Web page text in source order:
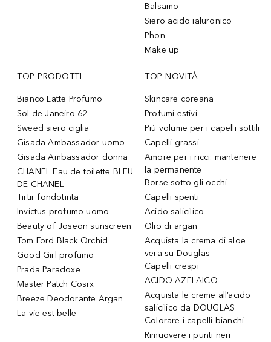
Balsamo
Siero acido ialuronico
Phon
Make up
TOP PRODOTTI
Bianco Latte Profumo
Sol de Janeiro 62
Sweed siero ciglia
Gisada Ambassador uomo
Gisada Ambassador donna
CHANEL Eau de toilette BLEU
DE CHANEL
Tirtir fondotinta
Invictus profumo uomo
Beauty of Joseon sunscreen
Tom Ford Black Orchid
Good Girl profumo
Prada Paradoxe
Master Patch Cosrx
Breeze Deodorante Argan
La vie est belle
TOP NOVITÀ
Skincare coreana
Profumi estivi
Più volume per i capelli sottili
Capelli grassi
Amore per i ricci: mantenere
la permanente
Borse sotto gli occhi
Capelli spenti
Acido salicilico
Olio di argan
Acquista la crema di aloe
vera su Douglas
Capelli crespi
ACIDO AZELAICO
Acquista le creme all’acido
salicilico da DOUGLAS
Colorare i capelli bianchi
Rimuovere i punti neri